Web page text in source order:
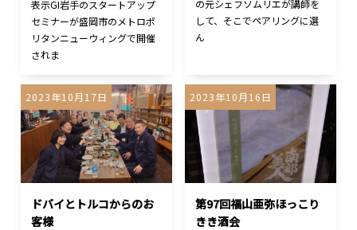
表示GI岩手のスタートアップ
セミナーが盛岡市のメトロポ
リタンニューウィングで開催
されま
の元シェフソムリエが講師を
して、そこでペアリングに選
ん
2023年10月17日
ドバイとトルコからのお
客様
2023年10月16日
第97回福山亜弥ほっこり
きき酒会